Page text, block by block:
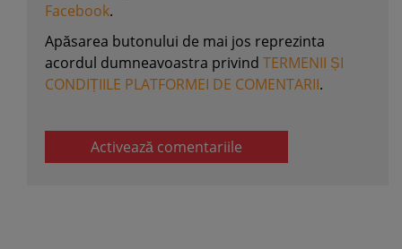
Facebook.
Apăsarea butonului de mai jos reprezinta
acordul dumneavoastra privind TERMENII ȘI
CONDIȚIILE PLATFORMEI DE COMENTARII.
Activează comentariile